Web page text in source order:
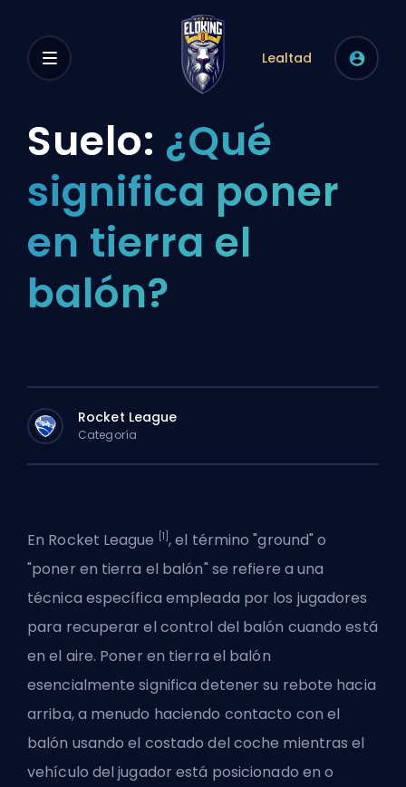
Lealtad
Suelo: ¿Qué
significa poner
en tierra el
balón?
Rocket League
Categoría
En Rocket League [1] , el término "ground" o
"poner en tierra el balón" se refiere a una
técnica específica empleada por los jugadores
para recuperar el control del balón cuando está
en el aire. Poner en tierra el balón
esencialmente significa detener su rebote hacia
arriba, a menudo haciendo contacto con el
balón usando el costado del coche mientras el
vehículo del jugador está posicionado en o